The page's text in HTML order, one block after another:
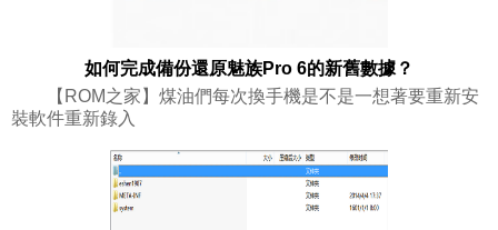
如何完成備份還原魅族Pro 6的新舊數據？
【ROM之家】煤油們每次換手機是不是一想著要重新安
裝軟件重新錄入